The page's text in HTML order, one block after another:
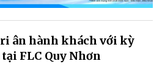
ân hành khách với kỳ
FLC Quy Nhơn